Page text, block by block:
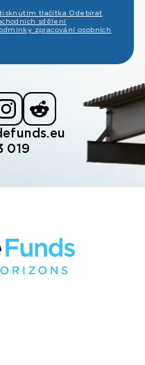
tlačítka Odebírat
sdělení
zpracování osobních
019